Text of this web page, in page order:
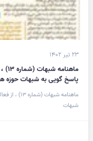
۲۳ تیر ۱۴۰۲
پاسخ گویی به شبهات حوزه
ماهنامه
شبهات